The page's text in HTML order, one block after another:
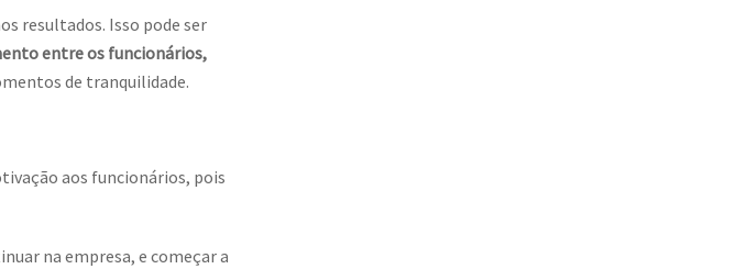
resultados. Isso pode ser
entre os funcionários,
de tranquilidade.
aos funcionários, pois
na empresa, e começar a